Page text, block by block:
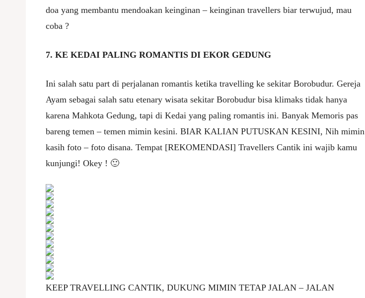
doa yang membantu mendoakan keinginan – keinginan travellers biar terwujud, mau
coba ?
7. KE KEDAI PALING ROMANTIS DI EKOR GEDUNG
Ini salah satu part di perjalanan romantis ketika travelling ke sekitar Borobudur. Gereja
Ayam sebagai salah satu etenary wisata sekitar Borobudur bisa klimaks tidak hanya
karena Mahkota Gedung, tapi di Kedai yang paling romantis ini. Banyak Memoris pas
bareng temen – temen mimin kesini. BIAR KALIAN PUTUSKAN KESINI, Nih mimin
kasih foto – foto disana. Tempat [REKOMENDASI] Travellers Cantik ini wajib kamu
kunjungi! Okey ! 🙂
KEEP TRAVELLING CANTIK, DUKUNG MIMIN TETAP JALAN – JALAN